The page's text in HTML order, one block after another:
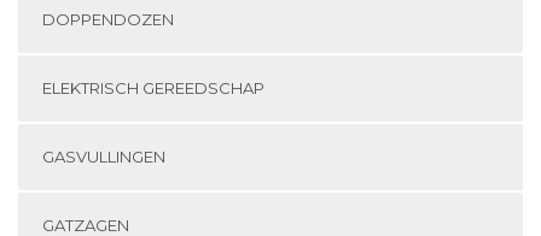
DOPPENDOZEN
ELEKTRISCH GEREEDSCHAP
GASVULLINGEN
GATZAGEN